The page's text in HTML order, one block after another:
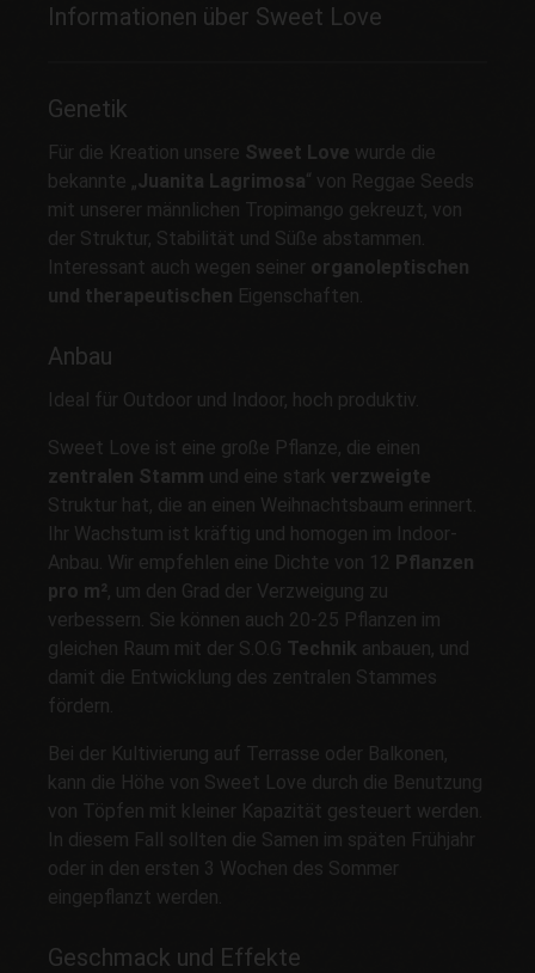
Informationen über Sweet Love
Genetik
Für die Kreation unsere Sweet Love wurde die
bekannte „Juanita Lagrimosa“ von Reggae Seeds
mit unserer männlichen Tropimango gekreuzt, von
der Struktur, Stabilität und Süße abstammen.
Interessant auch wegen seiner organoleptischen
und therapeutischen Eigenschaften.
Anbau
Ideal für Outdoor und Indoor, hoch produktiv.
Sweet Love ist eine große Pflanze, die einen
zentralen Stamm und eine stark verzweigte
Struktur hat, die an einen Weihnachtsbaum erinnert.
Ihr Wachstum ist kräftig und homogen im Indoor-
Anbau. Wir empfehlen eine Dichte von 12 Pflanzen
pro m², um den Grad der Verzweigung zu
verbessern. Sie können auch 20-25 Pflanzen im
gleichen Raum mit der S.O.G Technik anbauen, und
damit die Entwicklung des zentralen Stammes
fördern.
Bei der Kultivierung auf Terrasse oder Balkonen,
kann die Höhe von Sweet Love durch die Benutzung
von Töpfen mit kleiner Kapazität gesteuert werden.
In diesem Fall sollten die Samen im späten Frühjahr
oder in den ersten 3 Wochen des Sommer
eingepflanzt werden.
Geschmack und Effekte